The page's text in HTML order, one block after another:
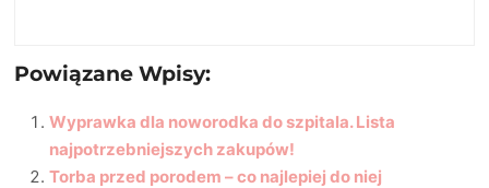
Powiązane Wpisy:
Wyprawka dla noworodka do szpitala. Lista
najpotrzebniejszych zakupów!
Torba przed porodem – co najlepiej do niej